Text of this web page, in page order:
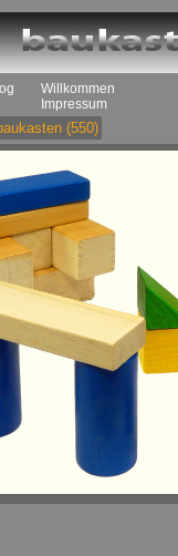
Willkommen
Impressum
(550)